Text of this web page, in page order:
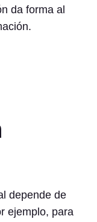
da forma al
depende de
ejemplo, para